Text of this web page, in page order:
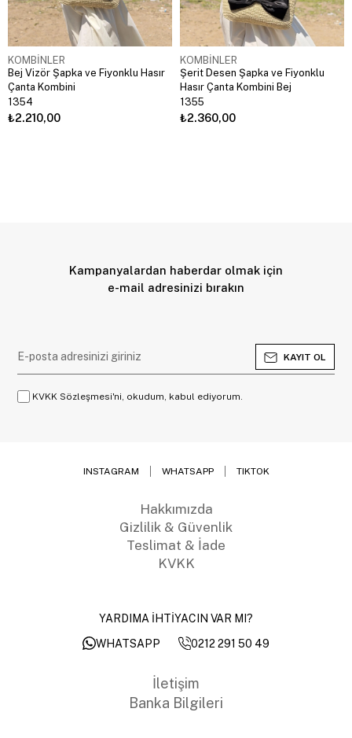
KOMBİNLER
Bej Vizör Şapka ve Fiyonklu Hasır
Çanta Kombini
1354
₺2.210,00
KOMBİNLER
Şerit Desen Şapka ve Fiyonklu
Hasır Çanta Kombini Bej
1355
₺2.360,00
Kampanyalardan haberdar olmak için
e-mail adresinizi bırakın
KAYIT OL
KVKK Sözleşmesi'ni, okudum, kabul ediyorum.
INSTAGRAM WHATSAPP TIKTOK
Hakkımızda
Gizlilik & Güvenlik
Teslimat & İade
KVKK
YARDIMA İHTİYACIN VAR MI?
WHATSAPP
0212 291 50 49
İletişim
Banka Bilgileri